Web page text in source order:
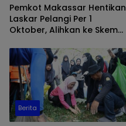
Pemkot Makassar Hentikan
Laskar Pelangi Per 1
Oktober, Alihkan ke Skema
Berita